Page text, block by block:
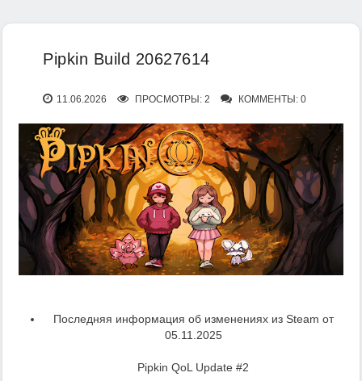
Pipkin Build 20627614
11.06.2026 ПРОСМОТРЫ: 2 КОММЕНТЫ: 0
Последняя информация об изменениях из Steam от
05.11.2025
Pipkin QoL Update #2